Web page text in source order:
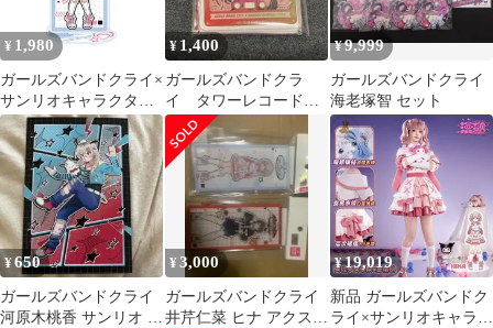
¥ 1,980
ガールズバンドクライ×
サンリオキャラクター
ズ 15 ヒナ×マイメロデ
ィ（コラボイラスト）
アクリルスタンド ガル
クラ 新品 未開封品 正
規品 Proxy OK
¥ 1,400
ガールズバンドクラ
イ タワーレコード
サンリオ アクリルキ
ーホルダー 安和すば
る
¥9,999
ガールズバンドクライ
海老塚智 セット
¥650
ガールズバンドクライ
河原木桃香 サンリオ タ
¥3,000
ガールズバンドクライ
井芹仁菜 ヒナ アクスタ
¥19,019
新品 ガールズバンドク
ライ×サンリオキャラク